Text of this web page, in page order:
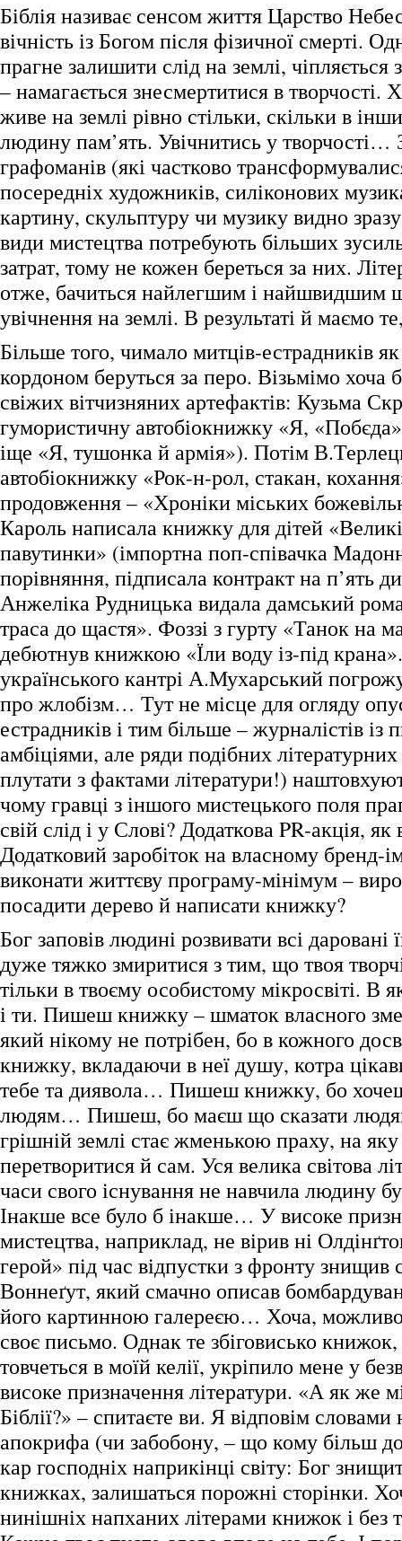
Біблія називає сенсом життя Царство
вічність із Богом після фізичної смерті.
прагне залишити слід на землі,
– намагається знесмертитися в творчості.
живе на землі рівно стільки, скільки в
людину пам’ять. Увічнитись у творчості…
графоманів (які частково
посередніх художників, силіконових
картину, скульптуру чи музику видно
види мистецтва потребують більших
затрат, тому не кожен береться за них.
отже, бачиться найлегшим і найшвидшим
увічнення на землі. В результаті й маємо
Більше того, чимало митців-естрадників як
кордоном беруться за перо. Візьмімо хоча
свіжих вітчизняних артефактів: Кузьма
гумористичну автобіокнижку «Я, «Побєда»
іще «Я, тушонка й армія»). Потім
автобіокнижку «Рок-н-рол, стакан,
продовження – «Хроніки міських
Кароль написала книжку для дітей
павутинки» (імпортна поп-співачка
порівняння, підписала контракт на п’ять
Анжеліка Рудницька видала дамський
траса до щастя». Фоззі з гурту «Танок на
дебютнув книжкою «Їли воду із-під
українського кантрі А.Мухарський
про жлобізм… Тут не місце для огляду
естрадників і тим більше – журналістів
амбіціями, але ряди подібних
плутати з фактами літератури!)
чому гравці з іншого мистецького поля
свій слід і у Слові? Додаткова PR-акція,
Додатковий заробіток на власному бренд-
виконати життєву програму-мінімум –
посадити дерево й написати книжку?
Бог заповів людині розвивати всі даровані
дуже тяжко змиритися з тим, що твоя
тільки в твоєму особистому мікросвіті. В
і ти. Пишеш книжку – шматок власного
який нікому не потрібен, бо в кожного
книжку, вкладаючи в неї душу, котра
тебе та диявола… Пишеш книжку, бо
людям… Пишеш, бо маєш що сказати
грішній землі стає жменькою праху, на
перетворитися й сам. Уся велика світова
часи свого існування не навчила людину
Інакше все було б інакше… У високе
мистецтва, наприклад, не вірив ні
герой» під час відпустки з фронту знищив
Воннеґут, який смачно описав
його картинною галереєю… Хоча,
своє письмо. Однак те збіговисько
товчеться в моїй келії, укріпило мене у
високе призначення літератури. «А як же
Біблії?» – спитаєте ви. Я відповім словами
апокрифа (чи забобону, – що кому більш
кар господніх наприкінці світу: Бог
книжках, залишаться порожні сторінки.
нинішніх напханих літерами книжок і